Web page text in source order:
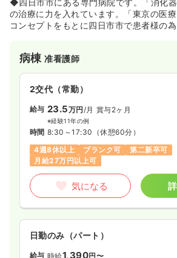
の治療に力を入れています。「東京の医
コンセプトをもとに四日市市で患者様の
病棟准看護師
2交代（常勤）
給与 23.5万円 /月 賞与2ヶ月
※経験11年の例
時間 8:30～17:30 （休憩60分）
4週8休以上
ブランク可
第二新卒可
月給27万円以上可
気になる
日勤のみ（パート）
給与 時給1,390円〜